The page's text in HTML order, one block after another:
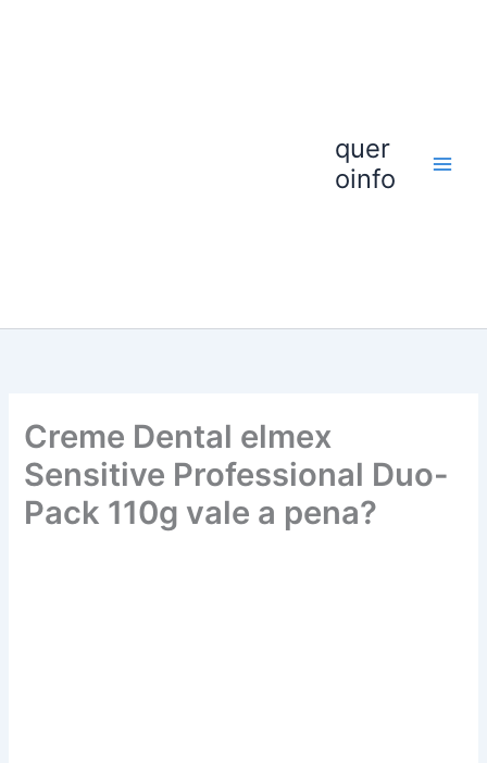
quer
oinfo
Creme Dental elmex
Sensitive Professional Duo-
Pack 110g vale a pena?